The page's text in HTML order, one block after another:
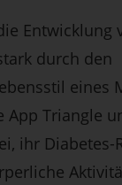
Entwicklung
durch den
eines
App Triangle
ihr Diabetes-